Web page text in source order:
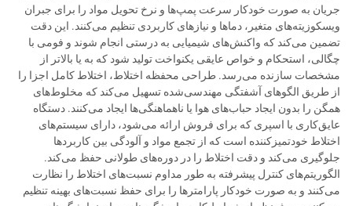
جریان به صورت خودکار سرعت پمپ‌ها و نرخ تحویل مواد را برای جبران
ویسکوزیته‌های متغیر، دماها و نیازهای کاربردی تنظیم می‌کنند. این دقت
تضمین می‌کند که واکنش‌های شیمیایی به درستی انجام شوند و فومی با
چگالی، استحکام و خواص عایقی یکنواخت تولید شود که به یا بالاتر از
مشخصات سازنده می‌رسد. طراحی محفظه اختلاط، اختلاط کامل اجزا را
از طریق الگوهای آشفتگی مهندسی‌شده تسهیل می‌کند که مخلوط‌های
همگن را بدون ایجاد حباب‌های هوا یا ناهماهنگی‌ها ایجاد می‌کنند. دستگاه
عایق‌کاری با اسپری که برای فروش ارائه می‌شود، دارای سیستم‌های
اختلاط خودتمیزکننده است که از تجمع مواد و آلودگی بین کاربردها
جلوگیری می‌کند و دقت اختلاط را در دوره‌های طولانی حفظ می‌کند.
الگوریتم‌های کنترل پیشرفته به طور مداوم نسبت‌های اختلاط را نظارت
می‌کنند و به صورت خودکار پارامترها را برای حفظ نسبت‌های بهینه تنظیم